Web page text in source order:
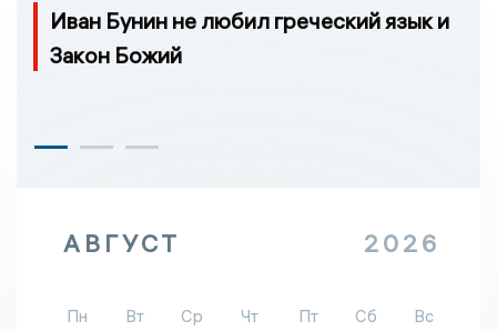
Иван Бунин не любил греческий язык и
Закон Божий
АВГУСТ 2026
Пн Вт Ср Чт Пт Сб
Вс